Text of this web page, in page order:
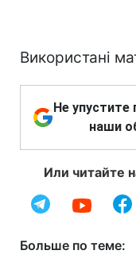
Використані
Не упустите
наши
Или читайте
Больше по теме: